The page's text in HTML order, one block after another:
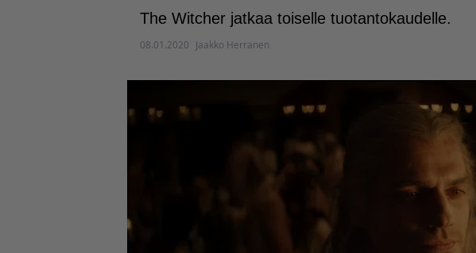
The Witcher jatkaa toiselle tuotantokaudelle.
08.01.2020 Jaakko Herranen